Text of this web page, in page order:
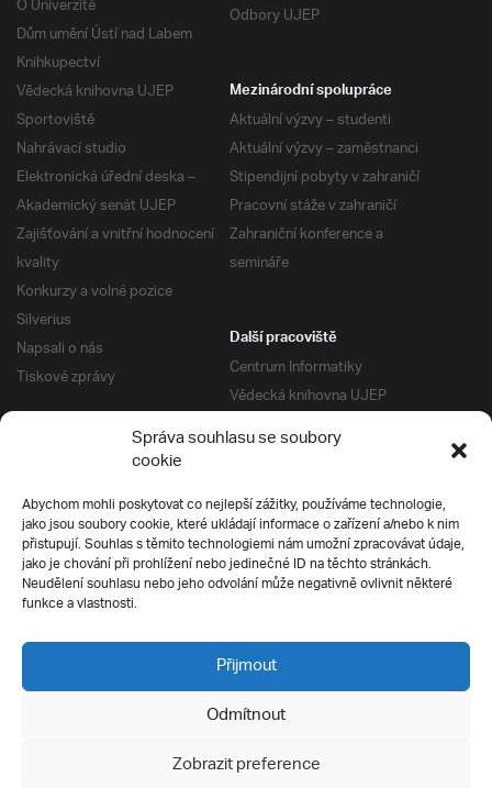
Správa souhlasu se soubory
cookie
Abychom mohli poskytovat co nejlepší zážitky, používáme technologie,
jako jsou soubory cookie, které ukládají informace o zařízení a/nebo k nim
přistupují. Souhlas s těmito technologiemi nám umožní zpracovávat údaje,
jako je chování při prohlížení nebo jedinečné ID na těchto stránkách.
Neudělení souhlasu nebo jeho odvolání může negativně ovlivnit některé
funkce a vlastnosti.
Přijmout
Odmítnout
Zobrazit preference
Odbory UJEP
Dům umění Ústí nad Labem
Knihkupectví
Vědecká knihovna UJEP
Sportoviště
Nahrávací studio
Elektronická úřední deska –
Akademický senát UJEP
Zajišťování a vnitřní hodnocení
kvality
Konkurzy a volné pozice
Silverius
Napsali o nás
Tiskové zprávy
Mezinárodní spolupráce
Aktuální výzvy – studenti
Aktuální výzvy – zaměstnanci
Stipendijní pobyty v zahraničí
Pracovní stáže v zahraničí
Zahraniční konference a
semináře
Další pracoviště
Centrum Informatiky
Vědecká knihovna UJEP
Správa kolejí a menz
Univerzitní centrum podpory
Silverius
Pro uchazeče
Přijímací řízení
E-prihlaska
Přípravné kurzy
Ochrana soukromí
Všechna práva vyhrazena